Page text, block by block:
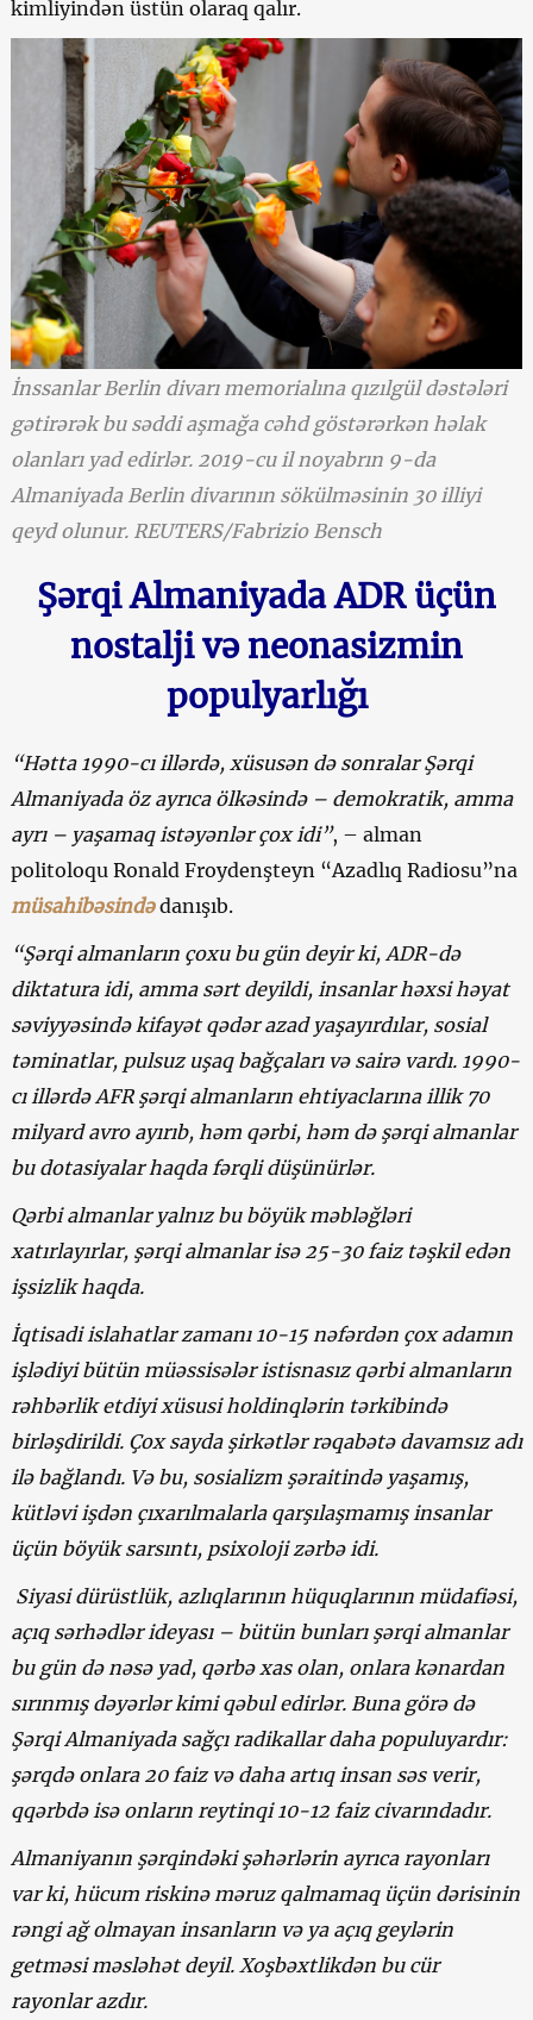
kimliyindən üstün olaraq qalır.
İnssanlar Berlin divarı memorialına qızılgül dəstələri
gətirərək bu səddi aşmağa cəhd göstərərkən həlak
olanları yad edirlər. 2019-cu il noyabrın 9-da
Almaniyada Berlin divarının sökülməsinin 30 illiyi
qeyd olunur. REUTERS/Fabrizio Bensch
Şərqi Almaniyada ADR üçün
nostalji və neonasizmin
populyarlığı
“Hətta 1990-cı illərdə, xüsusən də sonralar Şərqi
Almaniyada öz ayrıca ölkəsində – demokratik, amma
ayrı – yaşamaq istəyənlər çox idi”, – alman
politoloqu Ronald Froydenşteyn “Azadlıq Radiosu”na
müsahibəsindədanışıb.
“Şərqi almanların çoxu bu gün deyir ki, ADR-də
diktatura idi, amma sərt deyildi, insanlar həxsi həyat
səviyyəsində kifayət qədər azad yaşayırdılar, sosial
təminatlar, pulsuz uşaq bağçaları və sairə vardı. 1990-
cı illərdə AFR şərqi almanların ehtiyaclarına illik 70
milyard avro ayırıb, həm qərbi, həm də şərqi almanlar
bu dotasiyalar haqda fərqli düşünürlər.
Qərbi almanlar yalnız bu böyük məbləğləri
xatırlayırlar, şərqi almanlar isə 25-30 faiz təşkil edən
işsizlik haqda.
İqtisadi islahatlar zamanı 10-15 nəfərdən çox adamın
işlədiyi bütün müəssisələr istisnasız qərbi almanların
rəhbərlik etdiyi xüsusi holdinqlərin tərkibində
birləşdirildi. Çox sayda şirkətlər rəqabətə davamsız adı
ilə bağlandı. Və bu, sosializm şəraitində yaşamış,
kütləvi işdən çıxarılmalarla qarşılaşmamış insanlar
üçün böyük sarsıntı, psixoloji zərbə idi.
Siyasi dürüstlük, azlıqlarının hüquqlarının müdafiəsi,
açıq sərhədlər ideyası – bütün bunları şərqi almanlar
bu gün də nəsə yad, qərbə xas olan, onlara kənardan
sırınmış dəyərlər kimi qəbul edirlər. Buna görə də
Şərqi Almaniyada sağçı radikallar daha populuyardır:
şərqdə onlara 20 faiz və daha artıq insan səs verir,
qqərbdə isə onların reytinqi 10-12 faiz civarındadır.
Almaniyanın şərqindəki şəhərlərin ayrıca rayonları
var ki, hücum riskinə məruz qalmamaq üçün dərisinin
rəngi ağ olmayan insanların və ya açıq geylərin
getməsi məsləhət deyil. Xoşbəxtlikdən bu cür
rayonlar azdır.